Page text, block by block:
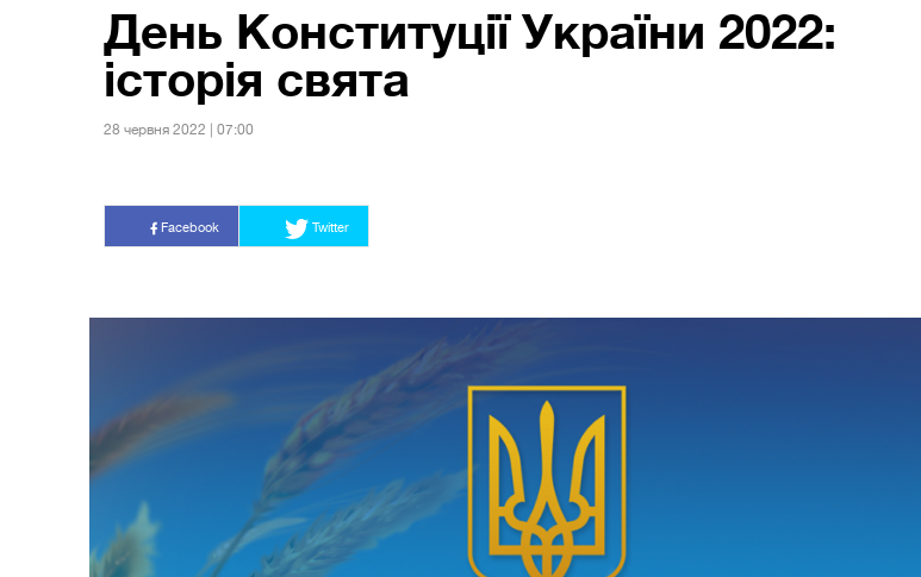
День Конституції України 2022:
історія свята
28 червня 2022 | 07:00
Facebook Twitter